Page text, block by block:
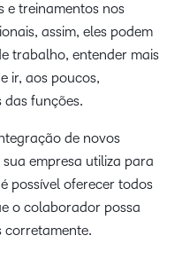
e treinamentos nos
assim, eles podem
trabalho, entender mais
ir, aos poucos,
das funções.
de novos
empresa utiliza para
possível oferecer todos
o colaborador possa
corretamente.